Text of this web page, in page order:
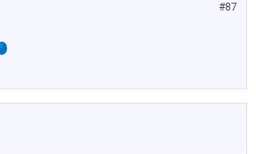
#87